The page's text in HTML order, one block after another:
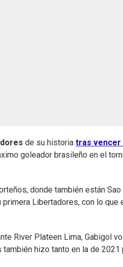
de su historia tras vencer
goleador brasileño en el
donde también están
Libertadores, con lo que
River Plateen Lima, Gabigol
hizo tanto en la de